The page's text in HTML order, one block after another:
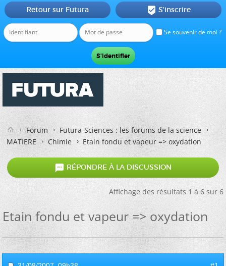
Se souvenir de moi ?
Retour sur Futura  S'inscrire
Forum
Futura-Sciences : les forums de la science
MATIERE
Chimie Etain fondu et vapeur => oxydation
 RÉPONDRE À LA DISCUSSION
Affichage des résultats 1 à 6 sur 6
Etain fondu et vapeur => oxydation